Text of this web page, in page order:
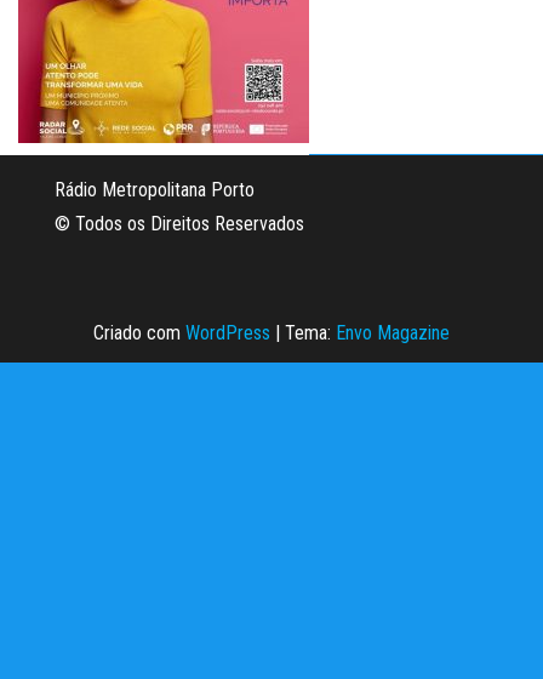
Rádio Metropolitana Porto
© Todos os Direitos Reservados
Criado com WordPress | Tema: Envo Magazine